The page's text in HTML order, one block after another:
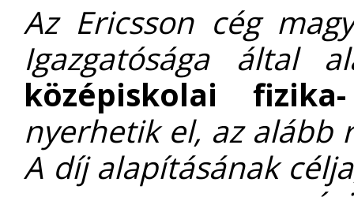
Az Ericsson cég
Igazgatósága által
középiskolai
nyerhetik el, az alább
A díj alapításának